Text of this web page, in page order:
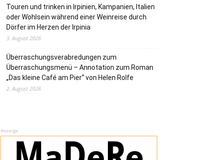
Touren und trinken in Irpinien, Kampanien, Italien
oder Wohlsein während einer Weinreise durch
Dörfer im Herzen der Irpinia
3. August 2026
Überraschungsverabredungen zum
Überraschungsmenü – Annotation zum Roman
„Das kleine Café am Pier“ von Helen Rolfe
2. August 2026
Anzeige